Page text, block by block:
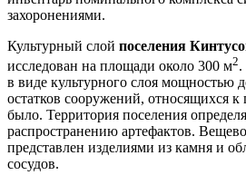
захоронениями.
Культурный слой поселения
исследован на площади около 300 м2.
в виде культурного слоя мощностью
остатков сооружений, относящихся
было. Территория поселения
распространению артефактов.
представлен изделиями из камня и
сосудов.